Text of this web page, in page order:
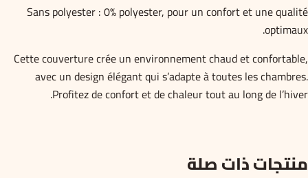
Sans polyester : 0% polyester, pour un confort et une qualité
optimaux.
Cette couverture crée un environnement chaud et confortable,
avec un design élégant qui s’adapte à toutes les chambres.
Profitez de confort et de chaleur tout au long de l’hiver.
منتجات ذات صلة